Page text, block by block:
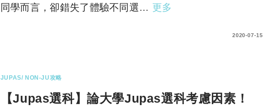
同學而言，卻錯失了體驗不同選… 更多
2020-07-15
JUPAS/ NON-JU攻略
【Jupas選科】論大學Jupas選科考慮因素！